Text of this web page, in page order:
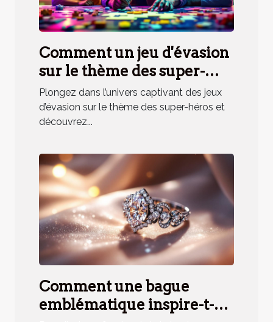
Comment un jeu d'évasion
sur le thème des super-
héros renforce la cohésion
d'équipe ?
Plongez dans l’univers captivant des jeux
d’évasion sur le thème des super-héros et
découvrez...
Comment une bague
emblématique inspire-t-